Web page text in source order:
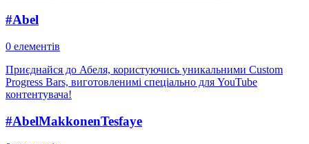
#Abel
0 елементів
Приєднайся до Абеля, користуючись уникальними Custom
Progress Bars, виготовленимі спеціально для YouTube
контентувача!
#AbelMakkonenTesfaye